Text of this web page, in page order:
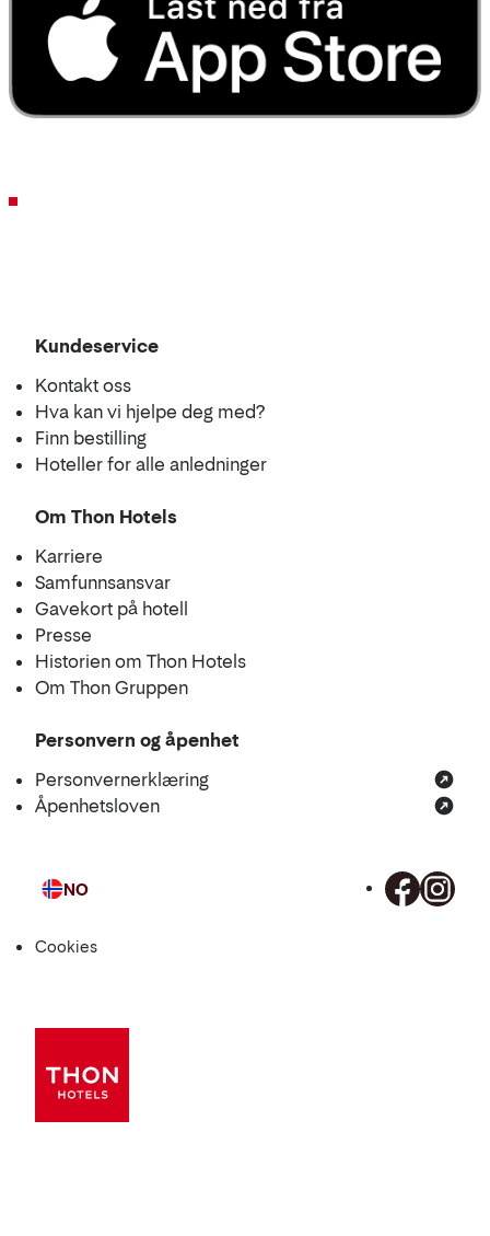
Kundeservice
Kontakt oss
Hva kan vi hjelpe deg med?
Finn bestilling
Hoteller for alle anledninger
Om Thon Hotels
Karriere
Samfunnsansvar
Gavekort på hotell
Presse
Historien om Thon Hotels
Om Thon Gruppen
Personvern og åpenhet
Personvernerklæring
Åpenhetsloven
Språk
NO
Cookies